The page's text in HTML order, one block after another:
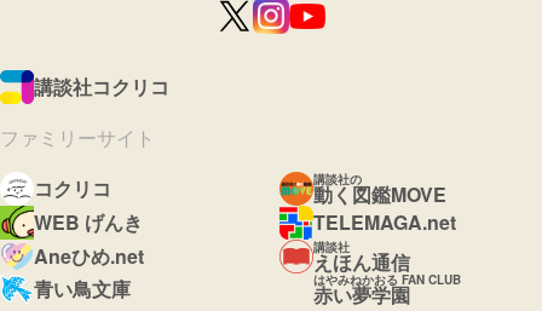
講談社コクリコ
ファミリーサイト
コクリコ
講談社の
動く図鑑MOVE
WEB げんき
TELEMAGA.net
Aneひめ.net
講談社
えほん通信
青い鳥文庫
はやみねかおる FAN CLUB
赤い夢学園